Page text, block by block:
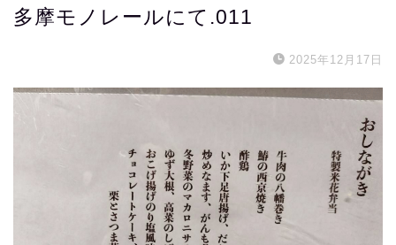
多摩モノレールにて.011
2025年12月17日